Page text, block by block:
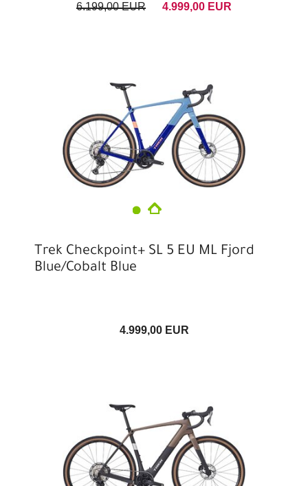
6.199,00 EUR 4.999,00 EUR
Trek Checkpoint+ SL 5 EU ML Fjord
Blue/Cobalt Blue
4.999,00 EUR